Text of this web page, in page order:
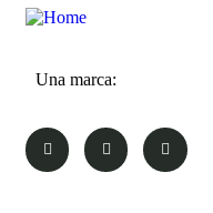
Una marca: